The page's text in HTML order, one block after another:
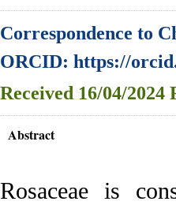
Correspondence to
ORCID: https://
Received 16/04/2024
Abstract
Rosaceae is